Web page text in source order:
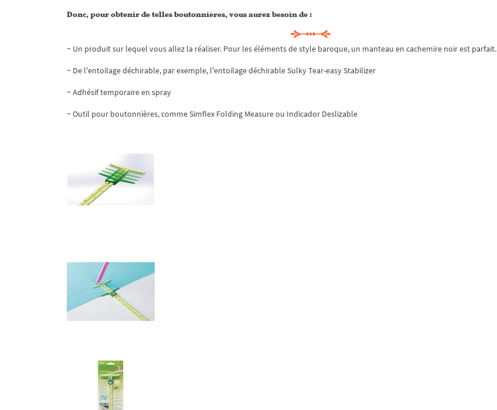
Donc, pour obtenir de telles boutonnières, vous aurez besoin de :
~ Un produit sur lequel vous allez la réaliser. Pour les éléments de style baroque, un manteau en cachemire noir est parfait.
~ De l'entoilage déchirable, par exemple, l'entoilage déchirable Sulky Tear-easy Stabilizer
~ Adhésif temporaire en spray
~ Outil pour boutonnières, comme Simflex Folding Measure ou Indicador Deslizable